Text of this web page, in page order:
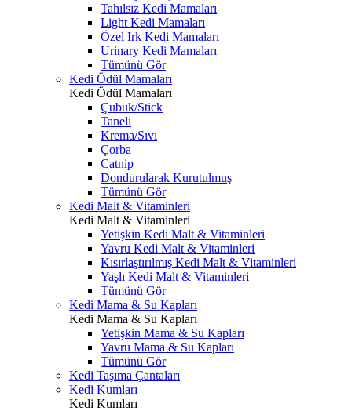
Tahılsız Kedi Mamaları
Light Kedi Mamaları
Özel Irk Kedi Mamaları
Urinary Kedi Mamaları
Tümünü Gör
Kedi Ödül Mamaları
Kedi Ödül Mamaları
Çubuk/Stick
Taneli
Krema/Sıvı
Çorba
Catnip
Dondurularak Kurutulmuş
Tümünü Gör
Kedi Malt & Vitaminleri
Kedi Malt & Vitaminleri
Yetişkin Kedi Malt & Vitaminleri
Yavru Kedi Malt & Vitaminleri
Kısırlaştırılmış Kedi Malt & Vitaminleri
Yaşlı Kedi Malt & Vitaminleri
Tümünü Gör
Kedi Mama & Su Kapları
Kedi Mama & Su Kapları
Yetişkin Mama & Su Kapları
Yavru Mama & Su Kapları
Tümünü Gör
Kedi Taşıma Çantaları
Kedi Kumları
Kedi Kumları